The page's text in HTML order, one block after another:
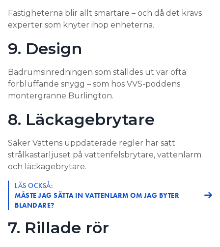
Fastigheterna blir allt smartare – och då det krävs
experter som knyter ihop enheterna.
9. Design
Badrumsinredningen som ställdes ut var ofta
förbluffande snygg – som hos VVS-poddens
montergranne Burlington.
8. Läckagebrytare
Säker Vattens uppdaterade regler har satt
strålkastarljuset på vattenfelsbrytare, vattenlarm
och läckagebrytare.
LÄS OCKSÅ:
MÅSTE JAG SÄTTA IN VATTENLARM OM JAG BYTER
BLANDARE?
7. Rillade rör